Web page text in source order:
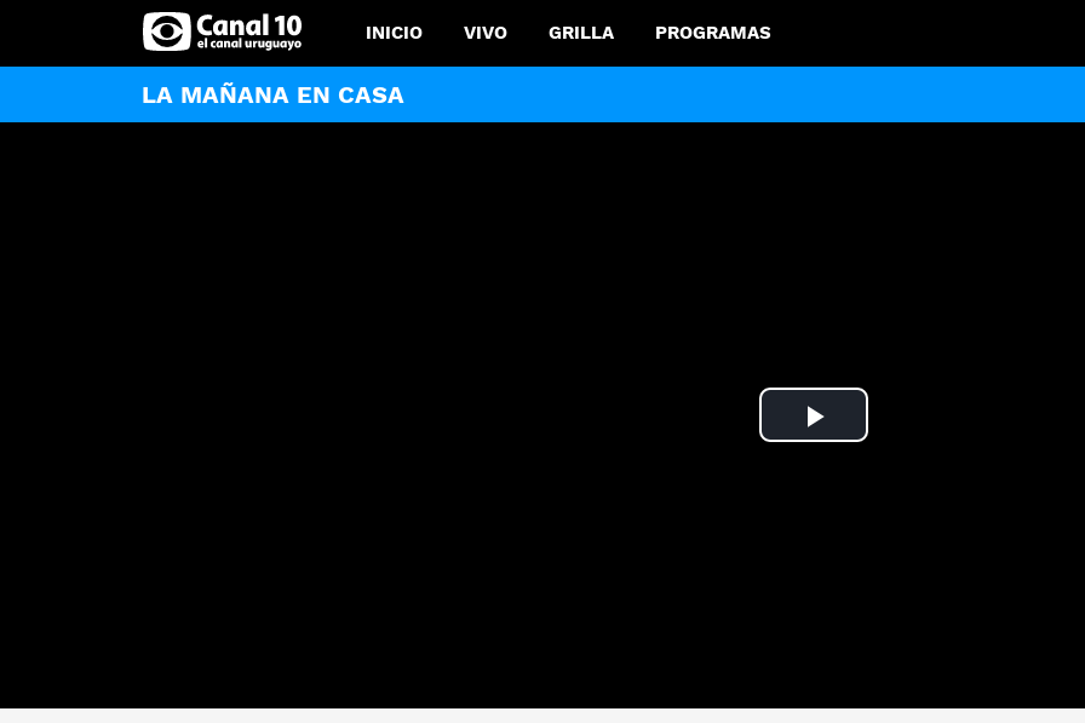
INICIO VIVO GRILLA PROGRAMAS
LA MAÑANA EN CASA
Play